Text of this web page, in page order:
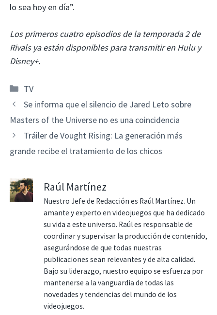
lo sea hoy en día”.
Los primeros cuatro episodios de la temporada 2 de
Rivals ya están disponibles para transmitir en Hulu y
Disney+.
Categorías
TV
Se informa que el silencio de Jared Leto sobre
Masters of the Universe no es una coincidencia
Tráiler de Vought Rising: La generación más
grande recibe el tratamiento de los chicos
Raúl Martínez
Nuestro Jefe de Redacción es Raúl Martínez. Un
amante y experto en videojuegos que ha dedicado
su vida a este universo. Raúl es responsable de
coordinar y supervisar la producción de contenido,
asegurándose de que todas nuestras
publicaciones sean relevantes y de alta calidad.
Bajo su liderazgo, nuestro equipo se esfuerza por
mantenerse a la vanguardia de todas las
novedades y tendencias del mundo de los
videojuegos.